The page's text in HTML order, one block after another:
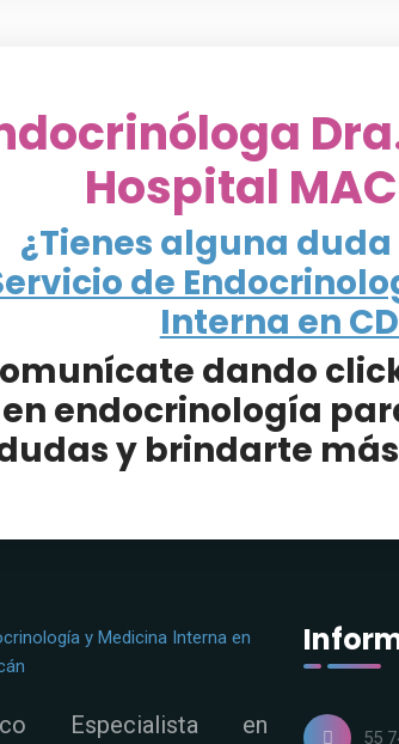
Hospital
¿Tienes alguna
de
Interna en
dando
en endocrinología
y brindarte
Especialista en
55